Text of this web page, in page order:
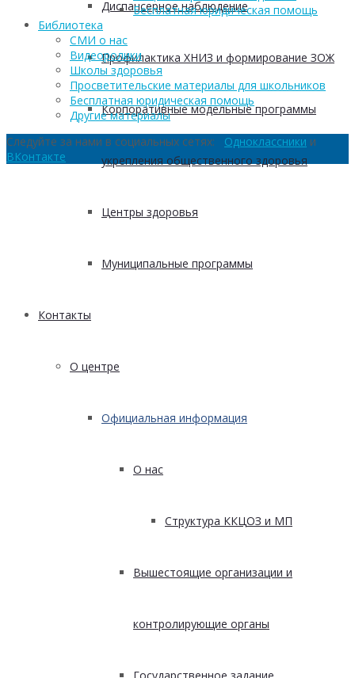
Диспансерное наблюдение
Профилактика ХНИЗ и формирование ЗОЖ
Корпоративные модельные программы
укрепления общественного здоровья
Центры здоровья
Муниципальные программы
Контакты
О центре
Официальная информация
О нас
Структура ККЦОЗ и МП
Вышестоящие организации и
контролирующие органы
Бесплатная юридическая помощь
Библиотека
СМИ о нас
Видеоролики
Школы здоровья
Просветительские материалы для школьников
Бесплатная юридическая помощь
Другие материалы
Следуйте за нами в социальных сетях: Одноклассники и
ВКонтакте